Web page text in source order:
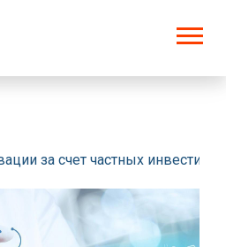
за счет частных